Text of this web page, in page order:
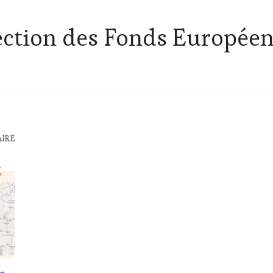
des Fonds